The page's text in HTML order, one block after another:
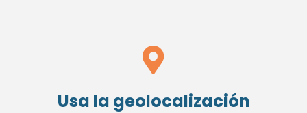
Usa la geolocalización